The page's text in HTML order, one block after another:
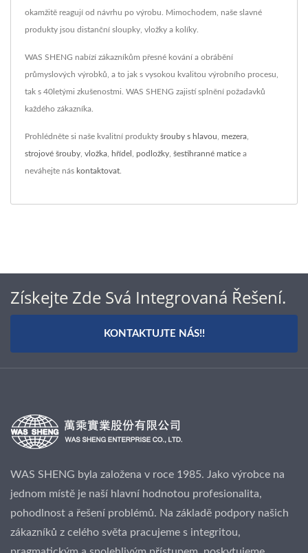
okamžitě reagují od návrhu po výrobu. Mimochodem, naše slavné
produkty jsou distanční sloupky, vložky a kolíky.
WAS SHENG nabízí zákazníkům přesné kování a obrábění
průmyslových výrobků, a to jak s vysokou kvalitou výrobního procesu,
tak s 40letými zkušenostmi. WAS SHENG zajistí splnění požadavků
každého zákazníka.
Prohlédněte si naše kvalitní produkty šrouby s hlavou mezera
strojové šrouby vložka hřídel podložky šestihranné matice a
neváhejte nás kontaktovat
Získejte Zde Svá Integrovaná Řešení.
KONTAKTUJTE NÁS!!
WAS SHENG byla založena v roce 1985. Jako výrobce na
jednom místě je naší hlavní hodnotou profesionalita,
pohodlnost a řešení problémů. Na základě podpory našich
zákazníků z celého světa pracujeme s integritou,